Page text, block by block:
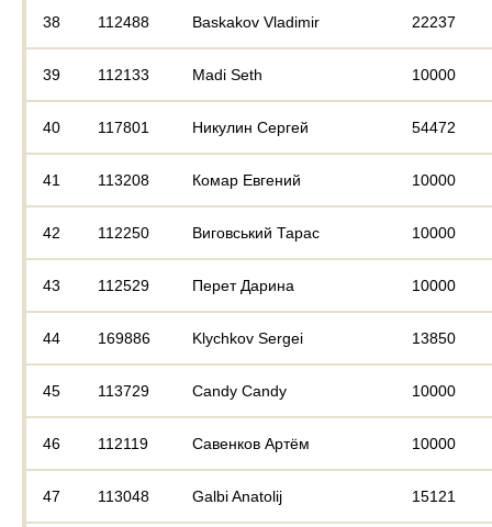
38 112488 Baskakov Vladimir 22237
39 112133 Madi Seth 10000
40 117801 Никулин Сергей 54472
41 113208 Комар Евгений 10000
42 112250 Виговський Тарас 10000
43 112529 Перет Дарина 10000
44 169886 Klychkov Sergei 13850
45 113729 Candy Candy 10000
46 112119 Савенков Артём 10000
47 113048 Galbi Anatolij 15121